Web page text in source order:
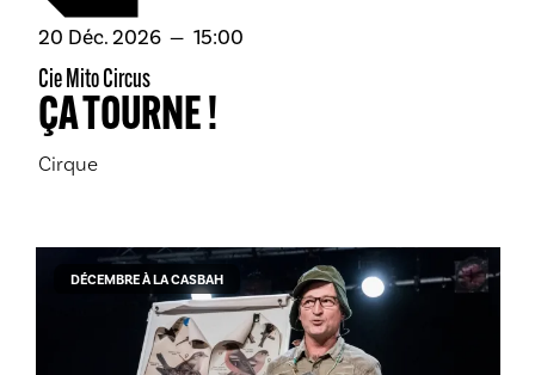
Cie Mito Circus
ÇA TOURNE !
Cirque
20 décembre
Déc. 2026 15:00
DÉCEMBRE À LA CASBAH